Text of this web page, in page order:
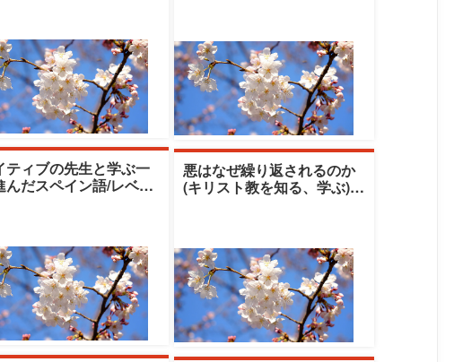
ティブの先生と学ぶ一
んだスペイン語/レベ
悪はなぜ繰り返されるのか
(キリスト教を知る、学ぶ)|